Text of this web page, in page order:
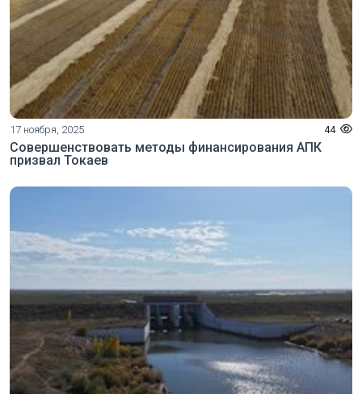
17 ноября, 2025 44
Совершенствовать методы финансирования АПК
призвал Токаев